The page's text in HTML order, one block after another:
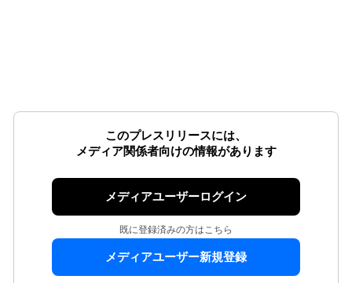
このプレスリリースには、
メディア関係者向けの情報があります
メディアユーザーログイン
既に登録済みの方はこちら
メディアユーザー新規登録